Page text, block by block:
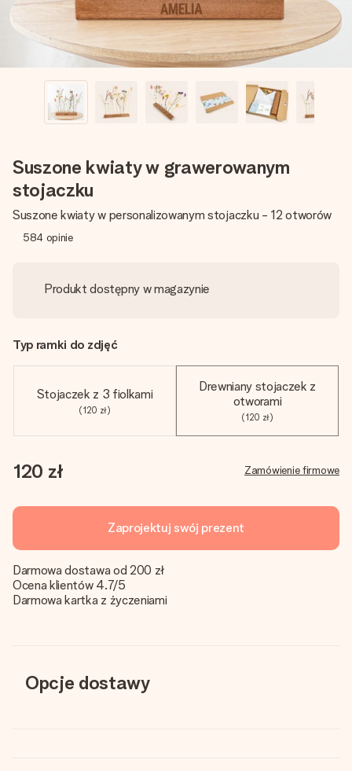
Suszone kwiaty w grawerowanym
stojaczku
Suszone kwiaty w personalizowanym stojaczku - 12 otworów
584 opinie
Produkt dostępny w magazynie
Typ ramki do zdjęć
Stojaczek z 3 fiolkami
(120 zł)
Drewniany stojaczek z
otworami
(120 zł)
120 zł Zamówienie firmowe
Zaprojektuj swój prezent
Darmowa dostawa od 200 zł
Ocena klientów 4.7/5
Darmowa kartka z życzeniami
Opcje dostawy